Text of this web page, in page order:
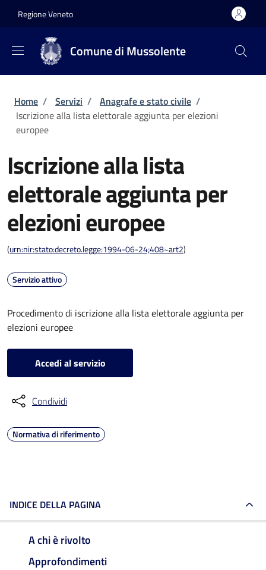
Regione Veneto
Comune di Mussolente
Briciole di pane
Home / Servizi / Anagrafe e stato civile /
Iscrizione alla lista elettorale aggiunta per elezioni
europee
Iscrizione alla lista
elettorale aggiunta per
elezioni europee
(urn:nir:stato:decreto.legge:1994-06-24;408~art2)
Servizio attivo
Procedimento di iscrizione alla lista elettorale aggiunta per
elezioni europee
Accedi al servizio
Condividi
Normativa di riferimento
INDICE DELLA PAGINA
A chi è rivolto
Approfondimenti